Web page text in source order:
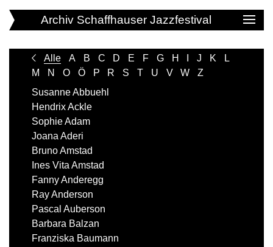
Archiv Schaffhauser Jazzfestival
Alle A B C D E F G H J K
L
M
N O Ö P R S T U V W
Z
Susanne Abbuehl
Hendrix Ackle
Sophie Adam
Joana Aderi
Bruno Amstad
Ines Vita Amstad
Fanny Anderegg
Ray Anderson
Pascal Auberson
Barbara Balzan
Franziska Baumann